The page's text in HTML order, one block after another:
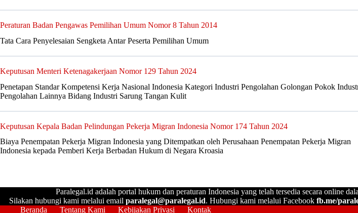
Peraturan Badan Pengawas Pemilihan Umum Nomor 8 Tahun 2014
Tata Cara Penyelesaian Sengketa Antar Peserta Pemilihan Umum
Keputusan Menteri Ketenagakerjaan Nomor 129 Tahun 2024
Penetapan Standar Kompetensi Kerja Nasional Indonesia Kategori Industri Pengolahan Golongan Pokok
Pengolahan Lainnya Bidang Industri Sarung Tangan Kulit
Keputusan Kepala Badan Pelindungan Pekerja Migran Indonesia Nomor 174 Tahun 2024
Biaya Penempatan Pekerja Migran Indonesia yang Ditempatkan oleh Perusahaan Penempatan Pekerja Migran
Indonesia kepada Pemberi Kerja Berbadan Hukum di Negara Kroasia
Paralegal.id adalah portal hukum dan peraturan Indonesia yang telah tersedia secara online
Silakan hubungi kami melalui email paralegal@paralegal.id. Hubungi kami melalui Facebook fb.me/
Beranda
Tentang Kami Kebijakan Privasi Kontak